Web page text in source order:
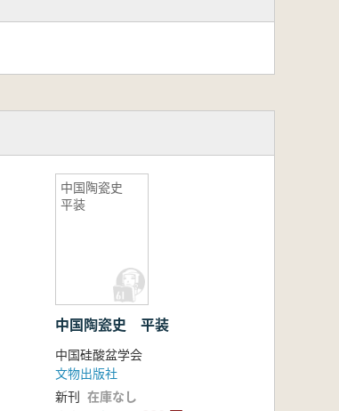
中国陶瓷史
平装
中国陶瓷史 平装
中国硅酸盆学会
文物出版社
新刊 在庫なし